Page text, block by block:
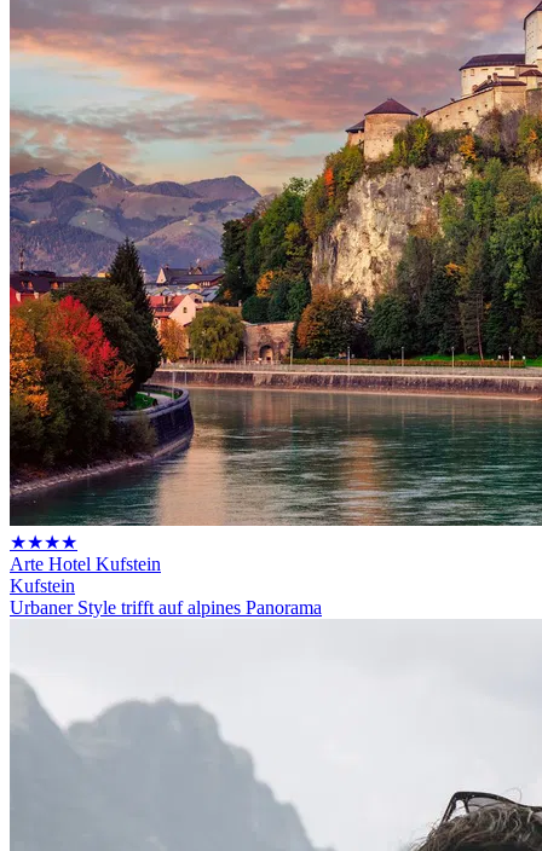
★★★★
Arte Hotel Kufstein
Kufstein
Urbaner Style trifft auf alpines Panorama